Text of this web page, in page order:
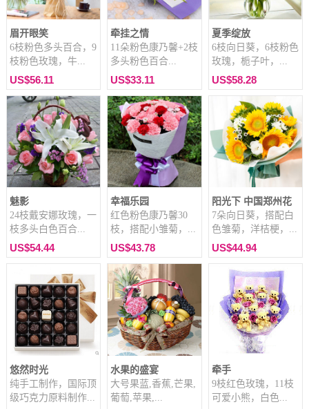
眉开眼笑
6枝粉色多头百合，9
枝粉色玫瑰，牛...
US$56.11
牵挂之情
11朵粉色康乃馨+2枝
多头粉色百合...
US$33.11
夏季绽放
6枝向日葵，6枝粉色
玫瑰，栀子叶，...
US$58.28
魅影
24枝戴安娜玫瑰，一
枝多头白色百合...
US$54.44
幸福乐园
红色粉色康乃馨30
枝，搭配小雏菊，...
US$43.78
阳光下 中国郑州花
7朵向日葵，搭配白
色雏菊，洋桔梗，...
US$44.94
悠然时光
纯手工制作，国际顶
级巧克力原料制作...
水果的盛宴
大号果蓝,香蕉,芒果,
葡萄,苹果,...
牵手
9枝红色玫瑰，11枝
可爱小熊，白色...